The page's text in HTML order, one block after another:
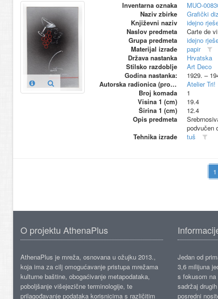
Inventarna oznaka
MUO-
Naziv zbirke
Grafički
Književni naziv
idejno
Naslov predmeta
Carte de
Grupa predmeta
idejno
Materijal izrade
papir
Država nastanka
Hrvatska
Stilsko razdoblje
Art Deco
Godina nastanka:
1929. –
Autorska radionica (proizvođač)
Atelier Tri!
Broj komada
1
Visina 1 (cm)
19.4
Širina 1 (cm)
12.4
Opis predmeta
podvučen
Tehnika izrade
tuš
O projektu AthenaPlus
AthenaPlus je mreža, osnovana u ožujku 2013.,
koja ima za cilj omogućavanje pristupa mrežama
kulturne baštine, obogaćivanje metapodataka,
poboljšanje višejezične terminologije, te
prilagođavanje podataka korisnicima s različitim
Jedan od
3,6 milijuna
s fokusom
sadržaj
posredni